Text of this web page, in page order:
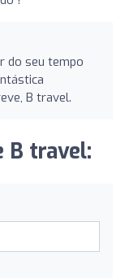
do seu tempo
B travel.
B travel: